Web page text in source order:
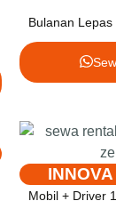
Bulanan Lepas
Mobil + Driver